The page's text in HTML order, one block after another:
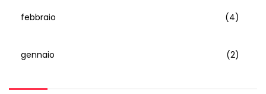
febbraio (4)
gennaio (2)